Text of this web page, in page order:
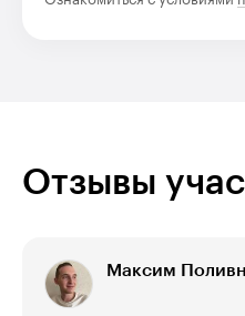
Отзывы
Максим